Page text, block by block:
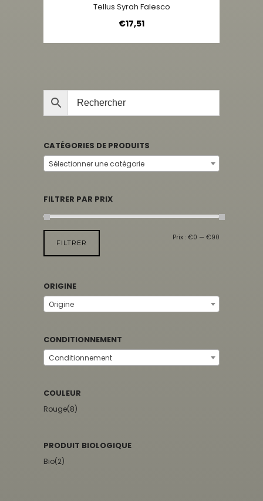
Tellus Syrah Falesco
€17,51
CATÉGORIES DE PRODUITS
Sélectionner une catégorie
FILTRER PAR PRIX
FILTRER
Prix : €0 — €90
ORIGINE
Origine
CONDITIONNEMENT
Conditionnement
COULEUR
Rouge(8)
PRODUIT BIOLOGIQUE
Bio(2)